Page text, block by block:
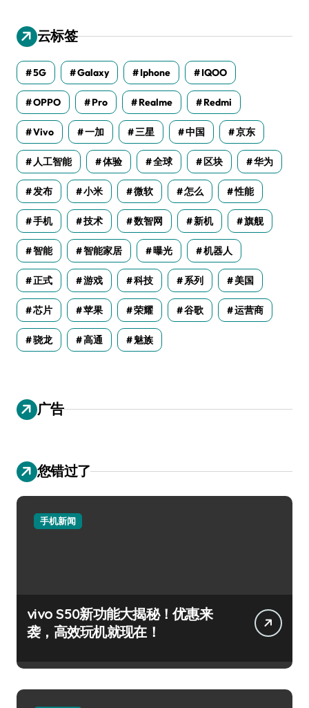
云标签
5G Galaxy Iphone IQOO
OPPO Pro Realme Redmi
Vivo 一加 三星 中国 京东
人工智能 体验 全球 区块 华为
发布 小米 微软 怎么 性能
手机 技术 数智网 新机 旗舰
智能 智能家居 曝光 机器人
正式 游戏 科技 系列 美国
芯片 苹果 荣耀 谷歌 运营商
骁龙 高通 魅族
广告
您错过了
手机新闻
vivo S50新功能大揭秘！优惠来
袭，高效玩机就现在！